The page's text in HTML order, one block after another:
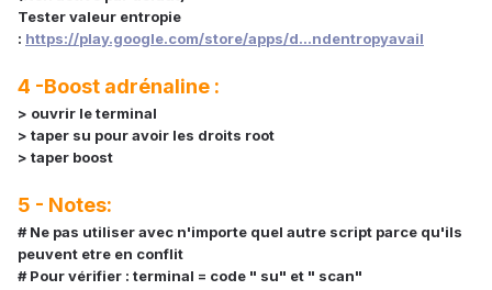
Tester valeur entropie
: https://play.google.com/store/apps/d...ndentropyavail
4 -Boost adrénaline :
> ouvrir le terminal
> taper su pour avoir les droits root
> taper boost
5 - Notes:
# Ne pas utiliser avec n'importe quel autre script parce qu'ils
peuvent etre en conflit
# Pour vérifier : terminal = code " su" et " scan"